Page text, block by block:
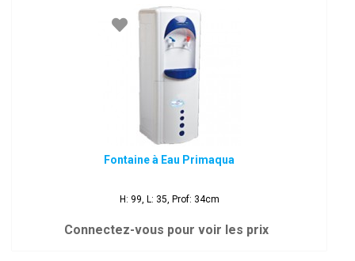
Fontaine à Eau Primaqua
H: 99, L: 35, Prof: 34cm
Connectez-vous pour voir les prix